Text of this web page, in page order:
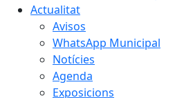
Actualitat
Avisos
WhatsApp Municipal
Notícies
Agenda
Exposicions